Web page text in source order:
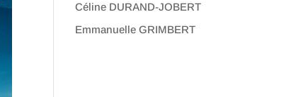
Céline DURAND-JOBERT
Emmanuelle GRIMBERT